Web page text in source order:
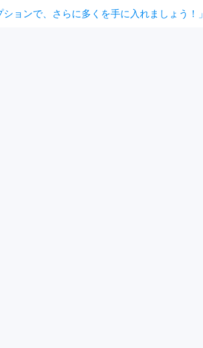
ョンで、さらに多くを手に入れましょう！」